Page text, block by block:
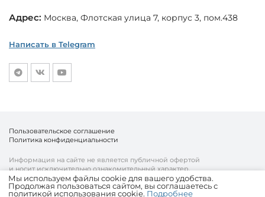
Адрес: Москва, Флотская улица 7, корпус 3, пом.438
Написать в Telegram
© «Fordent», 2010—2026
Информация на сайте не является публичной офертой
и носит исключительно ознакомительный характер.
Пользовательское соглашение
Политика конфиденциальности
Мы используем файлы cookie для вашего удобства.
Продолжая пользоваться сайтом, вы соглашаетесь с
политикой использования cookie. Подробнее